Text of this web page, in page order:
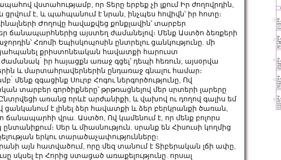
վստահությամբ, որ Տերը երբեք չի լքում Իր ժողովրդին,
է, և պահպանում է նրան, ինչպես հովիվն՝ իր հոտը։
Ժողովը հավաքվեց քոնքլավին՝ տարբեր
ճանապարհներից այստեղ ժամանելով։ Մենք Աստծո ձեռքերի
Հռոմի Եպիսկոպոսին ընտրելու ցանկությունը. մի
պահպանել քրիստոնեական հավատքի հարուստ
ժամանակ ̀ իր հայացքն առաջ գցել՝ դեպի հեռուն, այսօրվա
և մարտահրավերներին ընդառաջ գնալու համար։
մենք զգացինք Սուրբ Հոգու ներգործությունը, Ով
տարբեր գործիքները՝ թրթռացնելով մեր սրտերի լարերը
Ընտրվեցի առանց որևէ արժանիքի, և վախով ու դողով գալիս եմ
ցանկանում է լինել ձեր հավատքի և ձեր բերկրանքի ծառան,
ճանապարհի վրա. Աստծո, Ով կամենում է, որ մենք բոլորս
Սեր և միասնություն. սրանք են Հիսուսի կողմից
երկու տարածաչափությունները։
այն հատվածում, որը մեզ տանում է Տիբերական լճի ափը,
սկսել էր Հորից ստացած առաքելությունը. որսալ